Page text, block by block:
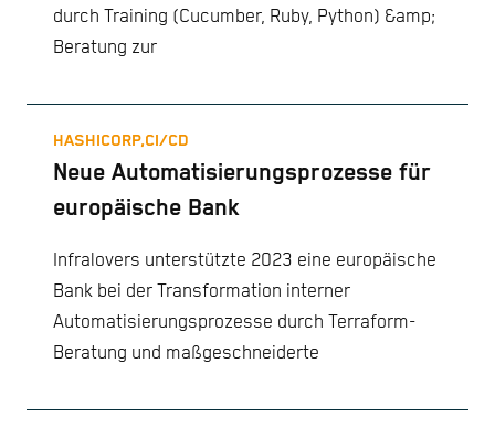
durch Training (Cucumber, Ruby, Python) &amp;
Beratung zur
HASHICORP,CI/CD
Neue Automatisierungsprozesse für
europäische Bank
Infralovers unterstützte 2023 eine europäische
Bank bei der Transformation interner
Automatisierungsprozesse durch Terraform-
Beratung und maßgeschneiderte